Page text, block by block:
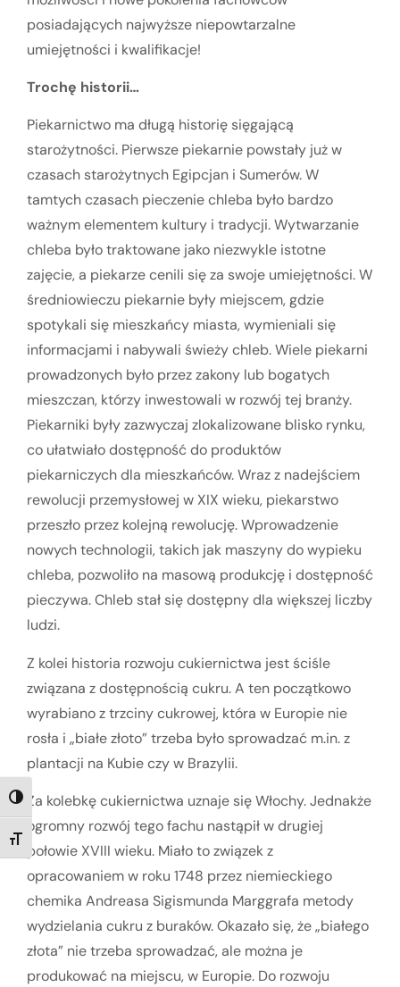
TOGGLE HIGH CONTRAST
TOGGLE FONT SIZE
posiadających najwyższe niepowtarzalne
umiejętności i kwalifikacje!
Trochę historii…
Piekarnictwo ma długą historię sięgającą
starożytności. Pierwsze piekarnie powstały już w
czasach starożytnych Egipcjan i Sumerów. W
tamtych czasach pieczenie chleba było bardzo
ważnym elementem kultury i tradycji. Wytwarzanie
chleba było traktowane jako niezwykle istotne
zajęcie, a piekarze cenili się za swoje umiejętności. W
średniowieczu piekarnie były miejscem, gdzie
spotykali się mieszkańcy miasta, wymieniali się
informacjami i nabywali świeży chleb. Wiele piekarni
prowadzonych było przez zakony lub bogatych
mieszczan, którzy inwestowali w rozwój tej branży.
Piekarniki były zazwyczaj zlokalizowane blisko rynku,
co ułatwiało dostępność do produktów
piekarniczych dla mieszkańców. Wraz z nadejściem
rewolucji przemysłowej w XIX wieku, piekarstwo
przeszło przez kolejną rewolucję. Wprowadzenie
nowych technologii, takich jak maszyny do wypieku
chleba, pozwoliło na masową produkcję i dostępność
pieczywa. Chleb stał się dostępny dla większej liczby
ludzi.
Z kolei historia rozwoju cukiernictwa jest ściśle
związana z dostępnością cukru. A ten początkowo
wyrabiano z trzciny cukrowej, która w Europie nie
rosła i „białe złoto” trzeba było sprowadzać m.in. z
plantacji na Kubie czy w Brazylii.
Za kolebkę cukiernictwa uznaje się Włochy. Jednakże
ogromny rozwój tego fachu nastąpił w drugiej
połowie XVIII wieku. Miało to związek z
opracowaniem w roku 1748 przez niemieckiego
chemika Andreasa Sigismunda Marggrafa metody
wydzielania cukru z buraków. Okazało się, że „białego
złota” nie trzeba sprowadzać, ale można je
produkować na miejscu, w Europie. Do rozwoju